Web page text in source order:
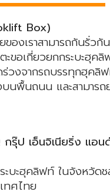
Box)
องเราสามารถกันรั่วกั
ะขอเกี่ยวยกกระบะฮุค
งจากรถบรรทุกฮุคลิฟ
นพื้นถนน และสามาร
รุ๊ป เอ็นจิเนียริ่ง แอน
ะบะฮุคลิฟท์ ในจังหวัด
ทศไทย